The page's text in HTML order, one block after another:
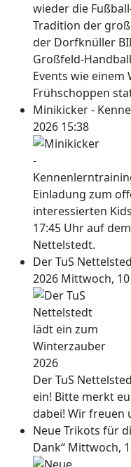
wieder die
Tradition der
der Dorfknüller
Großfeld-
Events wie einem
Frühschoppen
Minikicker -
2026 15:38
Einladung zum
interessierten
17:45 Uhr auf
Nettelstedt.
Der TuS
2026 Mittwoch,
Der TuS
ein! Bitte merkt
dabei! Wir freuen
Neue Trikots für
Dank“ Mittwoch,